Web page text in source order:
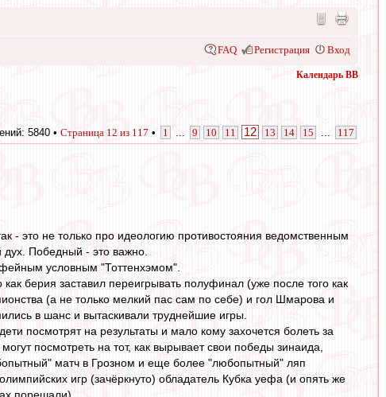
FAQ Регистрация Вход
Календарь ВВ
5840 • Страница 12 из 117 • 1 9 10 11 12 13 14 15 117
- это не только про идеологию противостояния ведомственным
дух. Победный - это важно.
условным "Тоттенхэмом".
берия заставил переигрывать полуфинал (уже после того как
(а не только мелкий пас сам по себе) и гол Шмарова и
в шанс и вытаскивали труднейшие игры.
посмотрят на результаты и мало кому захочется болеть за
посмотреть на тот, как вырывает свои победы зинаида,
матч в Грозном и еще более "любопытный" ляп
игр (зачёркнуто) обладатель Кубка уефа (и опять же